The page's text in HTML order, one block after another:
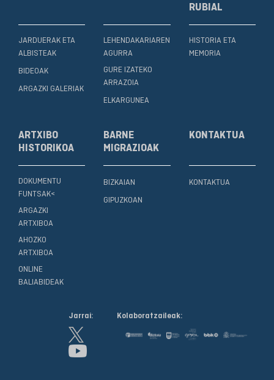
JARDUERAK ETA
ALBISTEAK
BIDEOAK
ARGAZKI GALERIAK
LEHENDAKARIAREN
AGURRA
GURE IZATEKO
ARRAZOIA
ELKARGUNEA
RUBIAL
HISTORIA ETA
MEMORIA
ARTXIBO
HISTORIKOA
DOKUMENTU
FUNTSAK<
ARGAZKI
ARTXIBOA
AHOZKO
ARTXIBOA
ONLINE
BALIABIDEAK
BARNE
MIGRAZIOAK
BIZKAIAN
GIPUZKOAN
KONTAKTUA
KONTAKTUA
Jarrai: Kolaboratzaileak: